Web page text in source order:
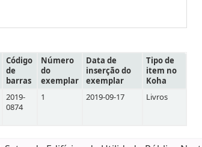
Código
de
barras
Número
do
exemplar
Data de
inserção do
exemplar
Tipo de
item no
Koha
2019-
0874
1 2019-09-17 Livros